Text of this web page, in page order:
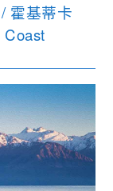
霍基蒂卡